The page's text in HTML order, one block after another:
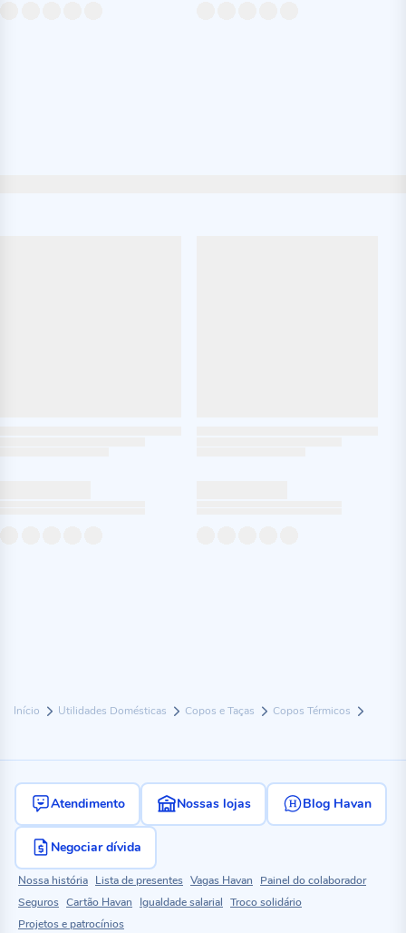
Início Utilidades Domésticas Copos e Taças Copos Térmicos
Atendimento Nossas lojas Blog Havan
Negociar dívida
Nossa história Lista de presentes Vagas Havan
Painel do colaborador
Seguros Cartão Havan Igualdade salarial Troco solidário
Projetos e patrocínios